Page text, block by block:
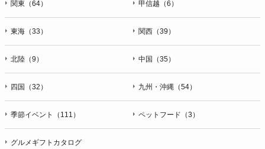
関東（64） 甲信越（6）
東海（33） 関西（39）
北陸（9） 中国（35）
四国（32） 九州・沖縄（54）
季節イベント（111） ペットフード（3）
グルメギフトカタログ